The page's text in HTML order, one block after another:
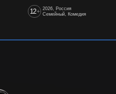
12+ 2026, Россия
Семейный, Комедия